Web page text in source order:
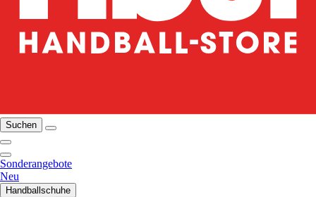
Suchen
Sonderangebote
Neu
Handballschuhe